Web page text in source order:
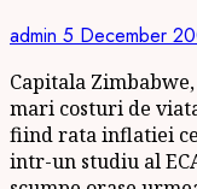
admin 5 December
Capitala
mari costuri de
fiind rata inflatiei ce
intr-un studiu al